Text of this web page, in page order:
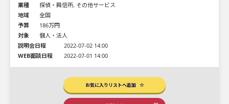
業種
探偵・興信所, その他サービス
地域
全国
予算
186万円
対象
個人・法人
説明会日程
2022-07-02 14:00
WEB面談日程
2022-07-01 14:00
お気に入りリストへ追加